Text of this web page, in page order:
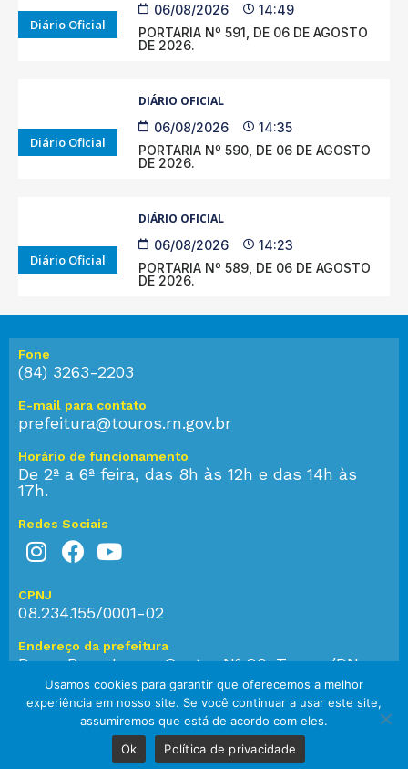
Diário Oficial
06/08/2026
14:49
PORTARIA Nº 591, DE 06 DE AGOSTO
DE 2026.
Diário Oficial
DIÁRIO OFICIAL
06/08/2026
14:35
PORTARIA Nº 590, DE 06 DE AGOSTO
DE 2026.
Diário Oficial
DIÁRIO OFICIAL
06/08/2026
14:23
PORTARIA Nº 589, DE 06 DE AGOSTO
DE 2026.
Fone
(84) 3263-2203
E-mail para contato
prefeitura@touros.rn.gov.br
Horário de funcionamento
De 2ª a 6ª feira, das 8h às 12h e das 14h às
17h.
Redes Sociais
CPNJ
08.234.155/0001-02
Endereço da prefeitura
Praça Bom Jesus, Centro Nº 28, Touros/RN,
CEP: 59.584-000
© 2023 Prefeitura de Touros. Todos os direitos reservados.
Usamos cookies para garantir que oferecemos a melhor
experiência em nosso site. Se você continuar a usar este site,
assumiremos que está de acordo com eles.
Ok
Política de privacidade